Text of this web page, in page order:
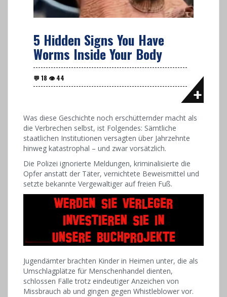
5 Hidden Signs You Have
Worms Inside Your Body
Was diese Geschichte noch erschütternder macht als
die Verbrechen selbst, ist Folgendes: Sämtliche
staatlichen Institutionen versagten über Jahrzehnte
hinweg katastrophal – und zwar vorsätzlich.
Die Polizei ignorierte Meldungen, kriminalisierte die
Opfer anstatt der Täter, vernichtete Beweismittel und
setzte bekannte Vergewaltiger auf freien Fuß.
Jugendämter brachten Kinder in Heimen unter, die als
Umschlagplätze für Menschenhandel dienten,
schlossen Fälle trotz eindeutiger Anzeichen von
Missbrauch ab und gingen gegen Whistleblower vor.